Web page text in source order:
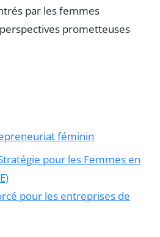
par les femmes
prometteuses
féminin
pour les Femmes en
pour les entreprises de